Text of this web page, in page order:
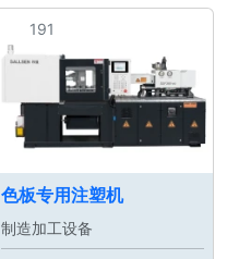
191
色板专用注塑机
制造加工设备